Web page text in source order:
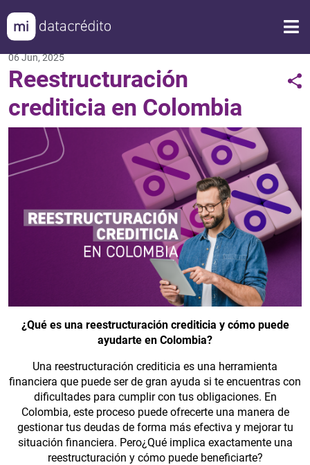
06 Jun, 2025
Reestructuración
crediticia en Colombia
¿Qué es una reestructuración crediticia y cómo puede
ayudarte en Colombia?
Una reestructuración crediticia es una herramienta
financiera que puede ser de gran ayuda si te encuentras con
dificultades para cumplir con tus obligaciones. En
Colombia, este proceso puede ofrecerte una manera de
gestionar tus deudas de forma más efectiva y mejorar tu
situación financiera. Pero¿Qué implica exactamente una
reestructuración y cómo puede beneficiarte?